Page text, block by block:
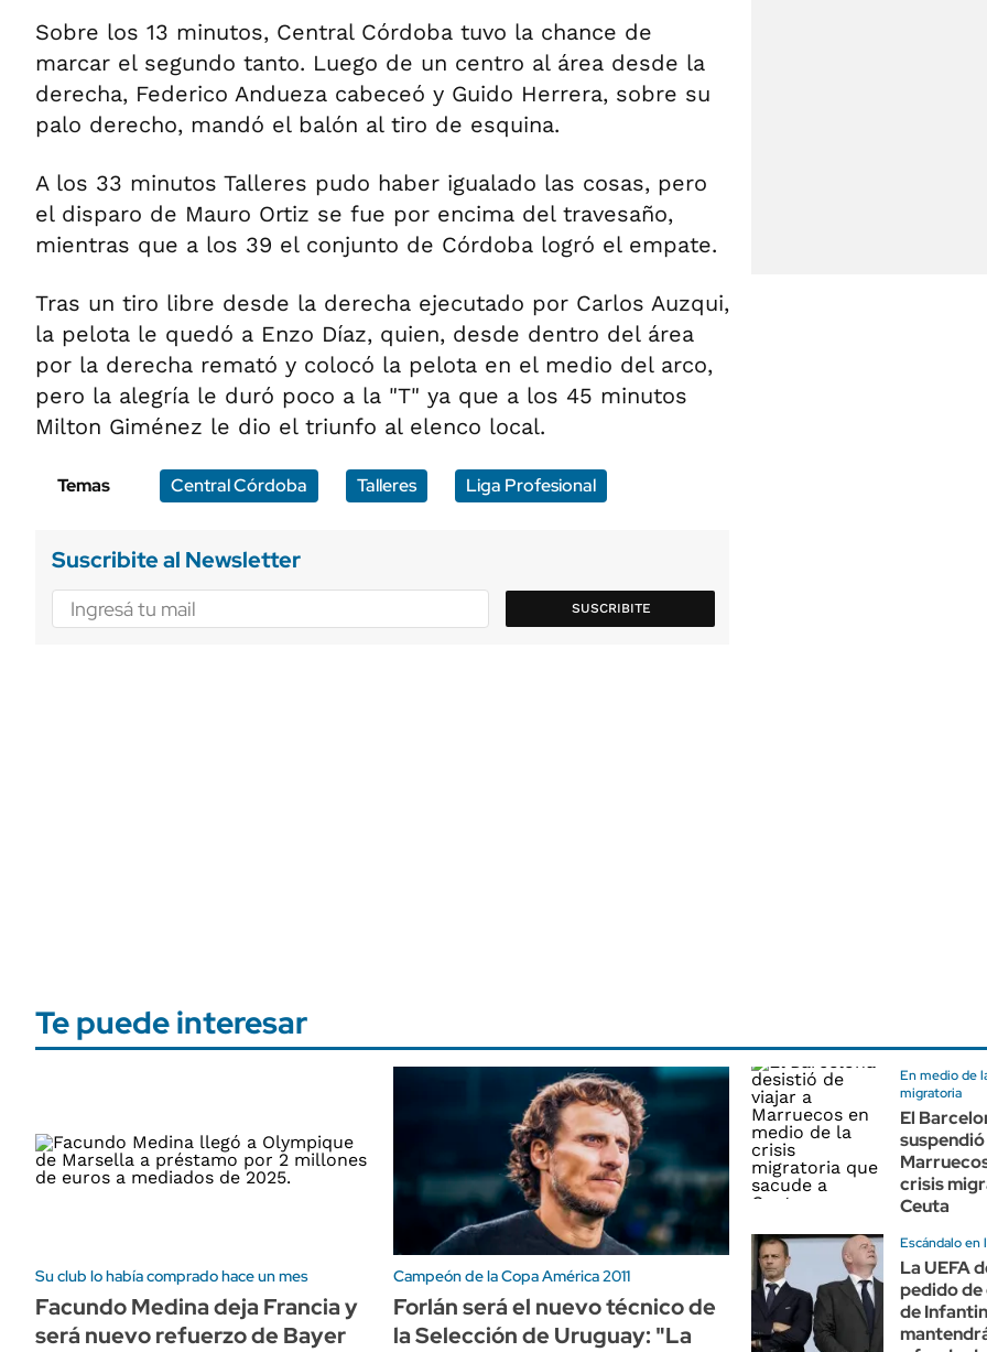
Sobre los 13 minutos, Central Córdoba tuvo la chance de
marcar el segundo tanto. Luego de un centro al área desde la
derecha, Federico Andueza cabeceó y Guido Herrera, sobre su
palo derecho, mandó el balón al tiro de esquina.
A los 33 minutos Talleres pudo haber igualado las cosas, pero
el disparo de Mauro Ortiz se fue por encima del travesaño,
mientras que a los 39 el conjunto de Córdoba logró el empate.
Tras un tiro libre desde la derecha ejecutado por Carlos Auzqui,
la pelota le quedó a Enzo Díaz, quien, desde dentro del área
por la derecha remató y colocó la pelota en el medio del arco,
pero la alegría le duró poco a la "T" ya que a los 45 minutos
Milton Giménez le dio el triunfo al elenco local.
Temas Central Córdoba Talleres Liga Profesional
Suscribite al Newsletter
SUSCRIBITE
Te puede interesar
Su club lo había comprado hace un mes
Facundo Medina deja Francia y
será nuevo refuerzo de Bayer
Campeón de la Copa América 2011
Forlán será el nuevo técnico de
la Selección de Uruguay: "La
En medio de
migratoria
El
suspendió
crisis
Ceuta
Escándalo en
La UEFA
pedido
de